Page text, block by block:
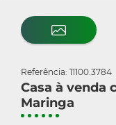
Referência: 11100.3784
Casa à venda
Maringa